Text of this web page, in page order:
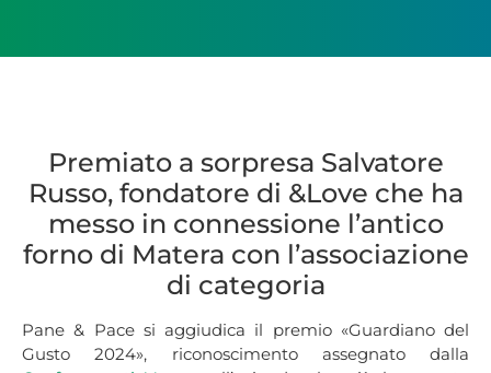
Premiato a sorpresa Salvatore
Russo, fondatore di &Love che ha
messo in connessione l’antico
forno di Matera con l’associazione
di categoria
Pane & Pace si aggiudica il premio «Guardiano del
Gusto 2024», riconoscimento assegnato dalla